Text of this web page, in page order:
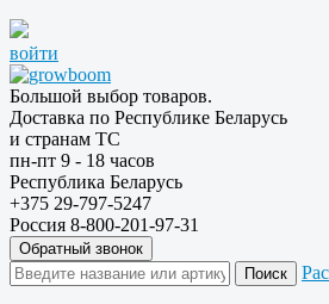
войти
Большой выбор товаров.
Доставка по Республике Беларусь
и странам ТС
пн-пт 9 - 18 часов
Республика Беларусь
+375 29-797-5247
Россия 8-800-201-97-31
Обратный звонок